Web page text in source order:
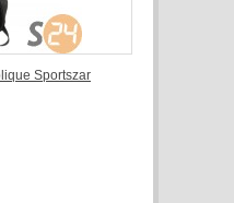
Sportszar